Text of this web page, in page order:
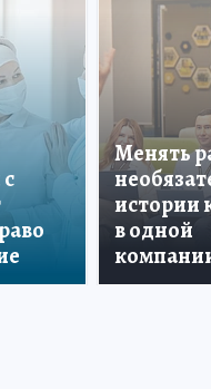
Менять
истории
в одной